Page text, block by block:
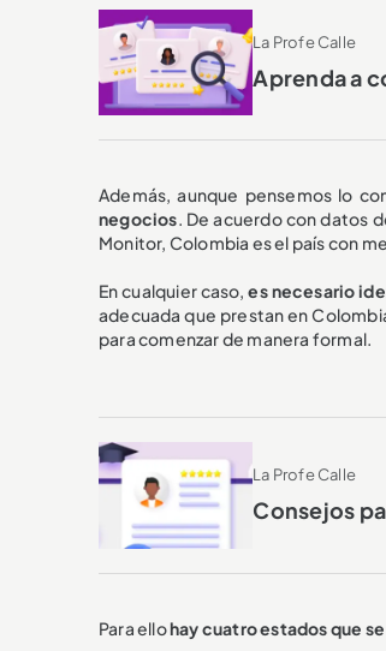
La Profe Calle
Aprenda a
Además, aunque pensemos lo
negocios. De acuerdo con datos
Monitor, Colombia es el país con
En cualquier caso, es necesario
adecuada que prestan en
para comenzar de manera formal.
La Profe Calle
Consejos
Para ellohay cuatro estados que